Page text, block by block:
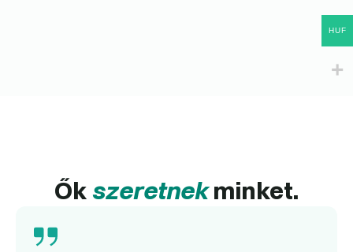
Őkszeretnekminket.
HUF